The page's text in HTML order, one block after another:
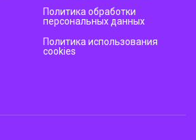
Политика обработки
персональных данных
Политика использования
cookies